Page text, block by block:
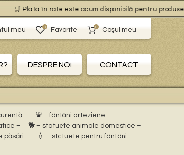
🛒 Plata în rate este acum disponibilă pentru
meu 0 Favorite 0 Coşul meu
DESPRE NOi CONTACT
–
⛲ – fântâni arteziene –
–
🐕 – statuete animale domestice –
păsări –
💧 – statuete pentru fântâni –